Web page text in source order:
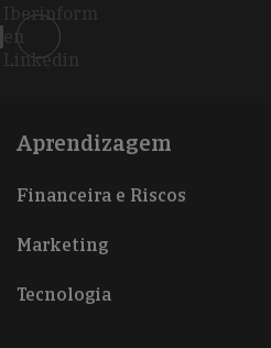
Iberinform
en
Linkedin
Aprendizagem
Financeira e Riscos
Marketing
Tecnologia